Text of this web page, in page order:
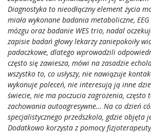
Diagnostyka to nieodłączny element życia
miała wykonane badania metaboliczne, EEG
mózgu oraz badanie WES trio, nadal
zapisie badań głowy lekarzy zaniepokoiły
padaczkowe, dlatego wprowadzili
często się zawiesza, mówi na zasadzie
wszystko to, co usłyszy, nie nawiązuje
wykonuje poleceń, nie interesują ją inne
świecie, nie ma poczucia zagrożenia, często
zachowania autoagresywne… Na co dzień
specjalistycznego przedszkola, gdzie objęta
Dodatkowo korzysta z pomocy